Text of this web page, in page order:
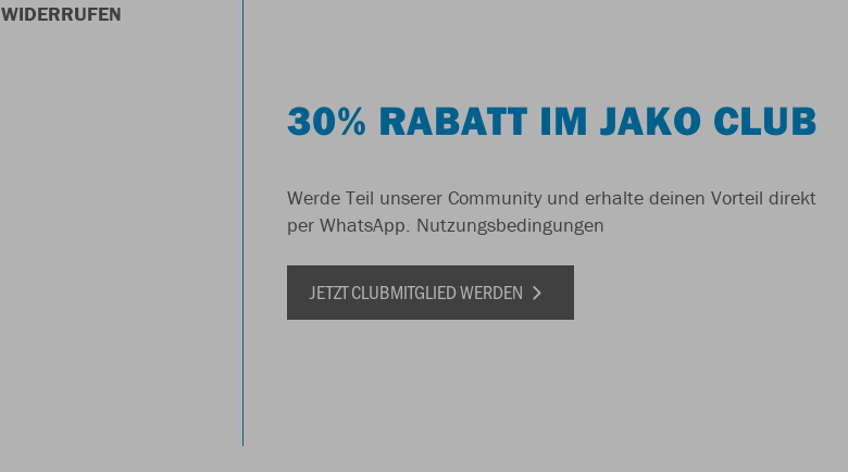
WIDERRUFEN
30% RABATT IM JAKO CLUB
Werde Teil unserer Community und erhalte deinen Vorteil direkt
per WhatsApp. Nutzungsbedingungen
JETZT CLUBMITGLIED WERDEN